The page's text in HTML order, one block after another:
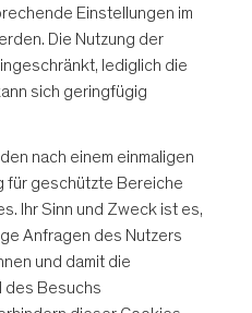
Einstellungen im
Die Nutzung der
lediglich die
sich geringfügig
nach einem einmaligen
für geschützte Bereiche
Ihr Sinn und Zweck ist es,
Anfragen des Nutzers
und damit die
des Besuchs